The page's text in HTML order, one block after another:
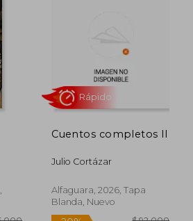
Cuentos completos II
Julio Cortázar
Alfaguara, 2026, Tapa
Blanda, Nuevo